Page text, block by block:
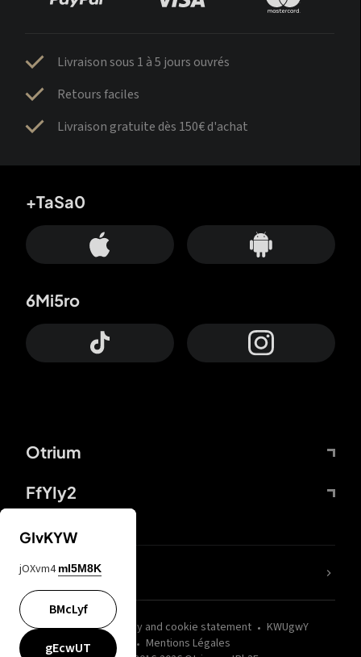
Livraison sous 1 à 5 jours ouvrés
Retours faciles
Livraison gratuite dès 150€ d'achat
Otrium
FfYIy2
+TaSa0
6Mi5ro
wZQPfd Privacy and cookie statement
KWUgwY
Mentions Légales
nLC6tu
GIvKYW
jOXvm4 mI5M8K
BMcLyf
gEcwUT